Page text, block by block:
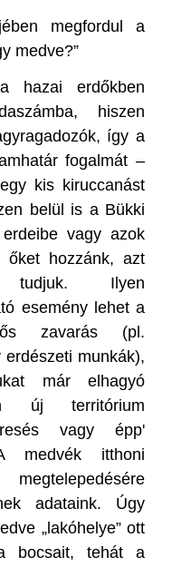
megfordul a
medve?”
hazai erdőkben
hiszen
így a
fogalmát –
kis kiruccanást
belül is a Bükki
vagy azok
őket hozzánk, azt
tudjuk. Ilyen
esemény lehet a
zavarás (pl.
munkák),
már elhagyó
új territórium
vagy épp'
medvék itthoni
adataink. Úgy
„lakóhelye” ott
bocsait, tehát a